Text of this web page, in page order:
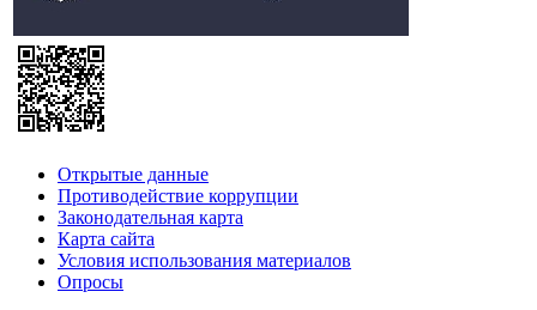
Открытые данные
Противодействие коррупции
Законодательная карта
Карта сайта
Условия использования материалов
Опросы